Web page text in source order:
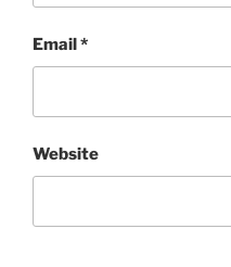
Email*
Website